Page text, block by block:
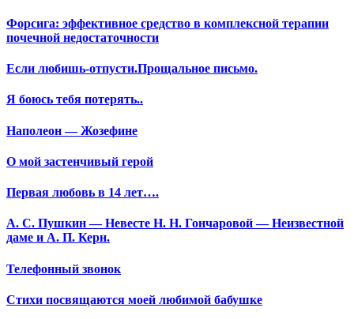
Форсига: эффективное средство в комплексной терапии
почечной недостаточности
Если любишь-отпусти.Прощальное письмо.
Я боюсь тебя потерять..
Наполеон — Жозефине
О мой застенчивый герой
Первая любовь в 14 лет….
А. С. Пушкин — Невесте Н. Н. Гончаровой — Неизвестной
даме и А. П. Керн.
Телефонный звонок
Стихи посвящаются моей любимой бабушке